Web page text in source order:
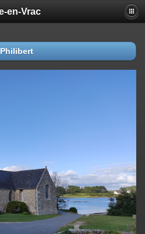
en-Vrac